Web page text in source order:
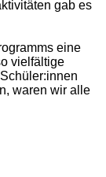
gab es
eine
vielfältige
waren wir alle